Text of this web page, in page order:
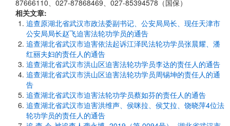
87666110、027-87868469、027-85394578（国保）
相关文章:
追查原湖北省武汉市政法委副书记、公安局局长、现任天津市
公安局局长赵飞迫害法轮功学员的通告
追查湖北省武汉市迫害依法起诉江泽民法轮功学员张晨耀、潘
红丽夫妇的责任人的通告
追查湖北省武汉市洪山区迫害法轮功学员李达的责任人的通告
追查湖北省武汉市洪山区迫害法轮功学员周锡坤的责任人的通
告
追查湖北省武汉市迫害法轮功学员蔡如芬的责任人的通告
追查湖北省武汉市迫害洪维声、侯咪拉、侯艾拉、饶晓萍4位法
轮功学员的责任人的通告